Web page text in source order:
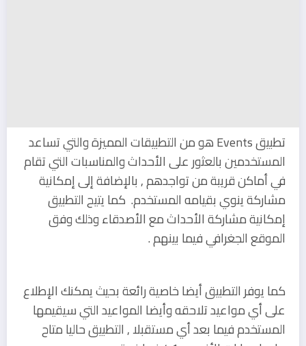
تطبيق Events هو من التطبيقات المميزة والتي تساعد
المستخدمين بالعثور على الأحداث والمناسبات التي تقام
في أماكن قريبة من تواجدهم , بالإضافة إلى إمكانية
مشاركة ينوي بقيامه المستخدم. كما يتيح التطبيق
إمكانية مشاركة الأحداث مع الأصدقاء وذلك وفق
الموقع الجغرافي فيما بينهم .
كما يوفر التطبيق أيضا خاصية رائعة بحيث يمكنك الإطلاع
على أي مواعيد تلاحقه وأيضا المواعيد التي سيقيمها
المستخدم فيما بعد أي مستقبلا , التطبيق حاليا متاح